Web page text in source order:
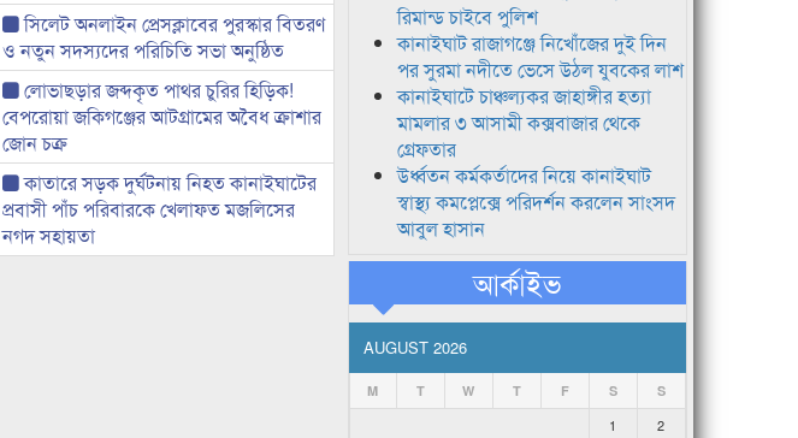
সিলেট অনলাইন প্রেসক্লাবের পুরস্কার বিতরণ
ও নতুন সদস্যদের পরিচিতি সভা অনুষ্ঠিত
লোভাছড়ার জব্দকৃত পাথর চুরির হিড়িক!
বেপরোয়া জকিগঞ্জের আটগ্রামের অবৈধ ক্রাশার
জোন চক্র
কাতারে সড়ক দুর্ঘটনায় নিহত কানাইঘাটের
প্রবাসী পাঁচ পরিবারকে খেলাফত মজলিসের
নগদ সহায়তা
রিমান্ড চাইবে পুলিশ
কানাইঘাট রাজাগঞ্জে নিখোঁজের দুই দিন
পর সুরমা নদীতে ভেসে উঠল যুবকের লাশ
কানাইঘাটে চাঞ্চল্যকর জাহাঙ্গীর হত্যা
মামলার ৩ আসামী কক্সবাজার থেকে
গ্রেফতার
উর্ধ্বতন কর্মকর্তাদের নিয়ে কানাইঘাট
স্বাস্থ্য কমপ্লেক্সে পরিদর্শন করলেন সাংসদ
আবুল হাসান
আর্কাইভ
AUGUST 2026
M T W T F S S
1
2